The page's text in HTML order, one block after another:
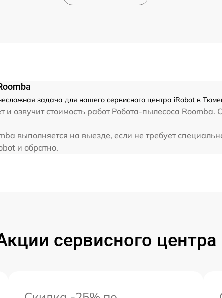
задача для нашего сервисного центра iRobot в
озвучит стоимость работ Робота-пылесоса
выполняется на выезде, если не требует
и обратно.
сервисного центра